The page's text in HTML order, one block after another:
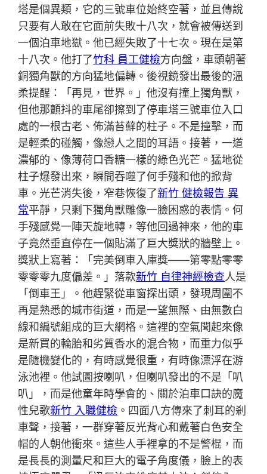
塔是個異類，它的三號車位始終空著，並且傳說
只要有人敢在它面前失敗十八次，就會被傳送到
一個泊車地獄。他已經失敗了十七次。現在是第
十八次。他打了竹科 員工健檢方向盤，車頭朝著
銅獨角獸的方向猛地偏轉。後視鏡發出最後的溫
柔提醒：「再見，世界。」他沒有撞上獨角獸，
但他那顫抖的車尾卻擦到了停車塔三號車位入口
處的一根古老、佈滿苔蘚的柱子。不是撞擊，而
是輕柔的碰觸，像戀人之間的耳語。接著，一道
濃郁的、像薄荷口香糖一樣的綠色光芒。猛地從
柱子爆發出來，瞬間吞噬了何手殘和他的掀背
車。光芒消失後，窄巷恢復了新竹 健檢報告 異
常平靜，只剩下獨角獸雕像一臉困惑的表情。何
手殘感覺一陣天旋地轉，等他回過神來，他的車
子竟然垂直停在一個貼滿了巨大獎狀的牆壁上。
獎狀上寫著：「完美倒車入庫獎——第零點零零
零零零九度偏差。」落款新竹 自律神經檢查人是
「倒車王」。他趕緊從車窗探出頭，發現周圍不
再是熟悉的城市街道，而是一望無際、由無數白
線和編號組成的巨大網格。這裡的空氣聞起來像
是新買的輪胎和劣質香水的混合物，而重力似乎
是隨機變化的，有時感覺很重，有時像漂浮在游
泳池裡。他試圖按喇叭，但喇叭發出的不是「叭
叭」，而是他童年時學會的、關於泊車口訣的魔
性兒歌新竹 入職健檢 。四面八方傳來了刺耳的剎
車聲，接著，一群穿著反光背心和戴著白色安全
帽的人朝他衝來。這些人手裡拿的不是警棍，而
是長長的測量尺和巨大的電子角度儀，臉上的表